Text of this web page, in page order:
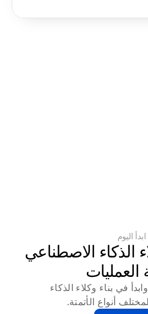
ابدأ اليوم
العمليات
أنواع الأتمتة.